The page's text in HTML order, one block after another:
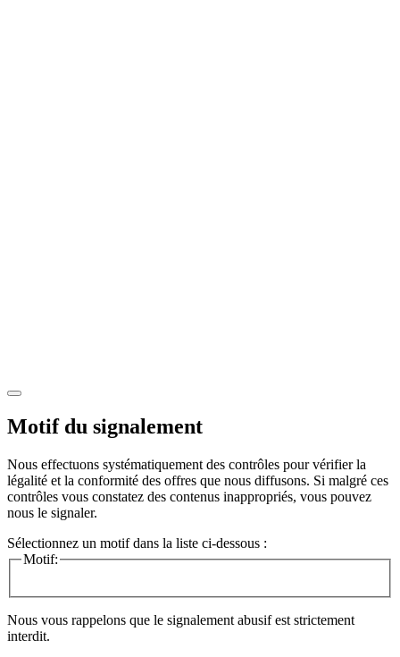
Motif du signalement
Nous effectuons systématiquement des contrôles pour vérifier la
légalité et la conformité des offres que nous diffusons. Si malgré ces
contrôles vous constatez des contenus inappropriés, vous pouvez
nous le signaler.
Sélectionnez un motif dans la liste ci-dessous :
Motif:
Nous vous rappelons que le signalement abusif est strictement
interdit.